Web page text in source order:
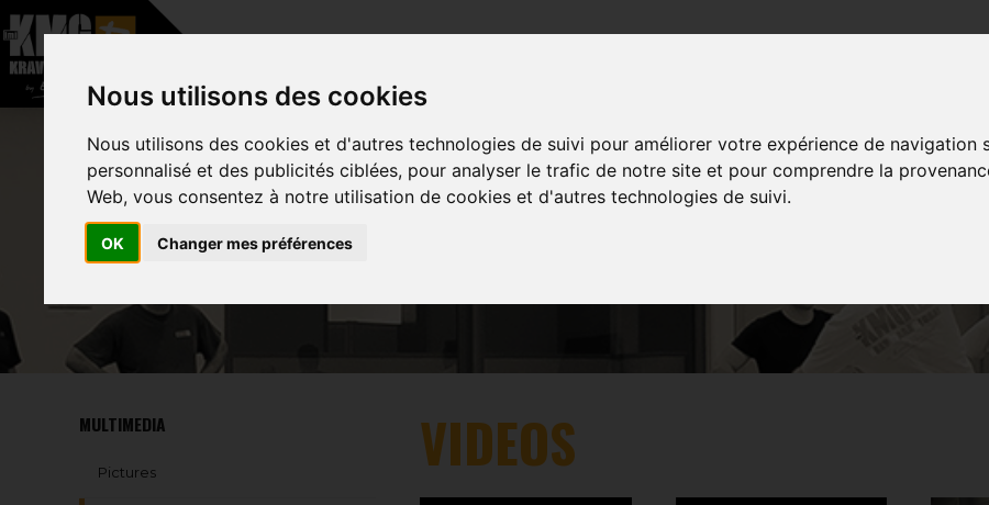
Nous utilisons des cookies
Nous utilisons des cookies et d'autres technologies de suivi pour améliorer votre expérience de navigation
personnalisé et des publicités ciblées, pour analyser le trafic de notre site et pour comprendre la
Web, vous consentez à notre utilisation de cookies et d'autres technologies de suivi.
OK Changer mes préférences
HOME ABOUT
–
MULTIMEDIA
Pictures VIDEOS